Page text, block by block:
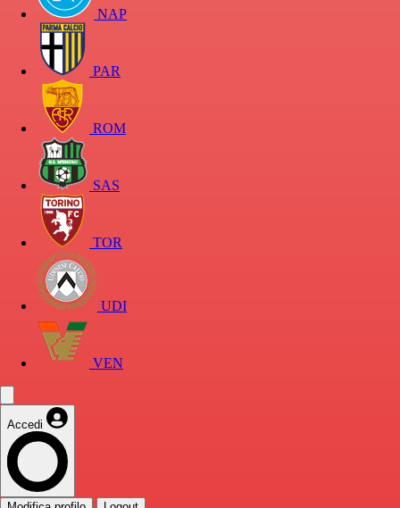
NAP
PAR
ROM
SAS
TOR
UDI
VEN
Accedi